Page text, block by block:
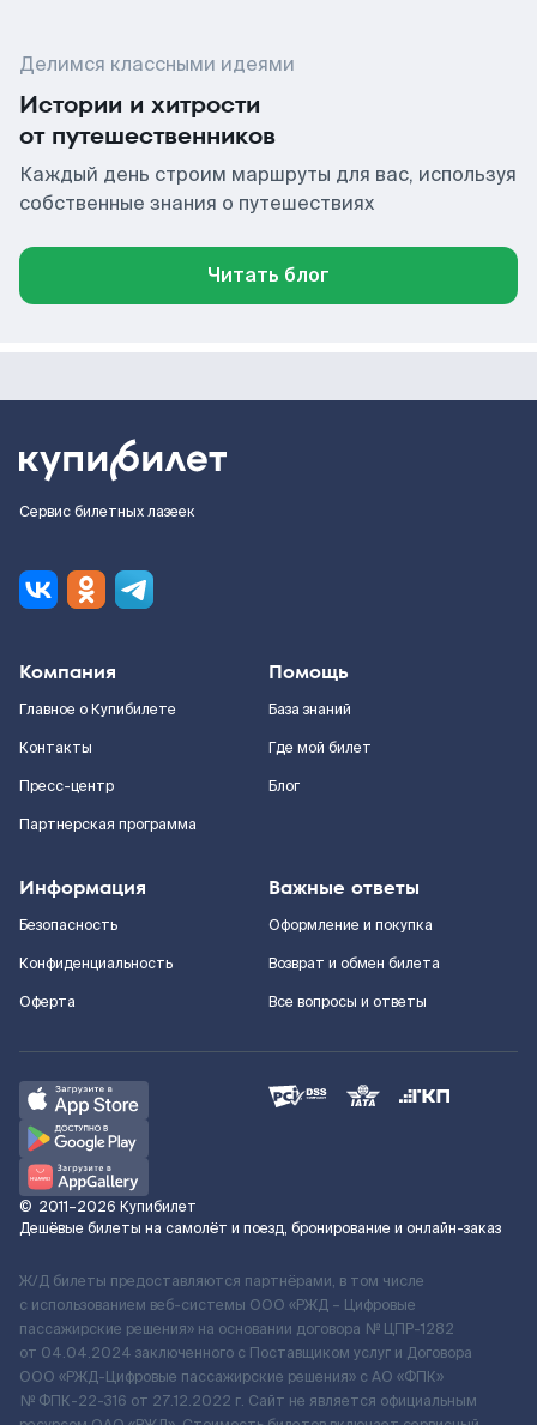
Делимся классными идеями
Истории и хитрости
от путешественников
Каждый день строим маршруты для вас, используя
собственные знания о путешествиях
Читать блог
Сервис билетных лазеек
Компания
Главное о Купибилете
Контакты
Пресс-центр
Партнерская программа
Помощь
База знаний
Где мой билет
Блог
Информация
Безопасность
Конфиденциальность
Оферта
Важные ответы
Оформление и покупка
Возврат и обмен билета
Все вопросы и ответы
© 2011–2026 Купибилет
Дешёвые билеты на самолёт и поезд, бронирование и онлайн-заказ
Ж/Д билеты предоставляются партнёрами, в том числе
с использованием веб-системы ООО «РЖД – Цифровые
пассажирские решения» на основании договора № ЦПР-1282
от 04.04.2024 заключенного с Поставщиком услуг и Договора
ООО «РЖД-Цифровые пассажирские решения» c АО «ФПК»
№ ФПК-22-316 от 27.12.2022 г. Сайт не является официальным